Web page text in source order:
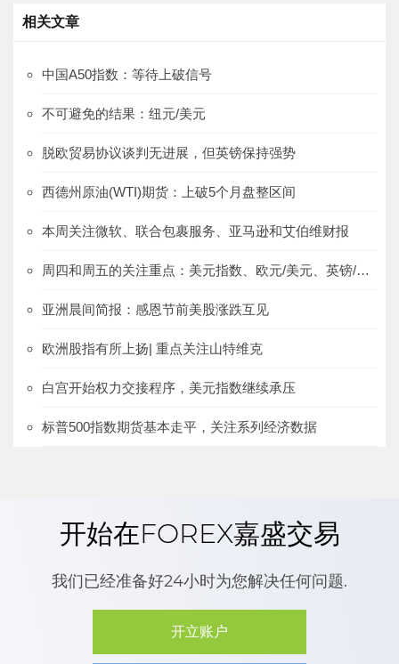
相关文章
中国A50指数：等待上破信号
不可避免的结果：纽元/美元
脱欧贸易协议谈判无进展，但英镑保持强势
西德州原油(WTI)期货：上破5个月盘整区间
本周关注微软、联合包裹服务、亚马逊和艾伯维财报
周四和周五的关注重点：美元指数、欧元/美元、英镑/美元、欧元/英镑
亚洲晨间简报：感恩节前美股涨跌互见
欧洲股指有所上扬| 重点关注山特维克
白宫开始权力交接程序，美元指数继续承压
标普500指数期货基本走平，关注系列经济数据
开始在FOREX嘉盛交易
我们已经准备好24小时为您解决任何问题.
开立账户